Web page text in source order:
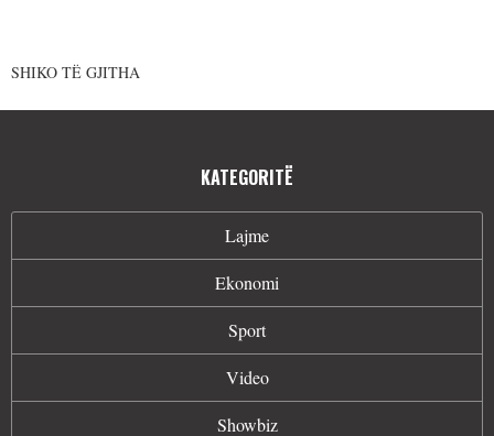
SHIKO TË GJITHA
KATEGORITË
Lajme
Ekonomi
Sport
Video
Showbiz